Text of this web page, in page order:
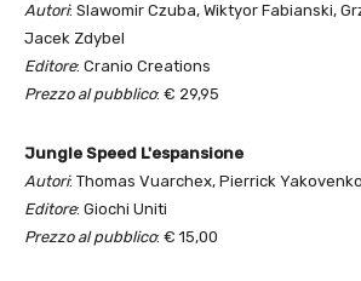
Autori: Slawomir Czuba, Wiktyor Fabianski,
Jacek Zdybel
Editore: Cranio Creations
Prezzo al pubblico: € 29,95
Jungle Speed L'espansione
Autori: Thomas Vuarchex, Pierrick Yakovenko
Editore: Giochi Uniti
Prezzo al pubblico: € 15,00